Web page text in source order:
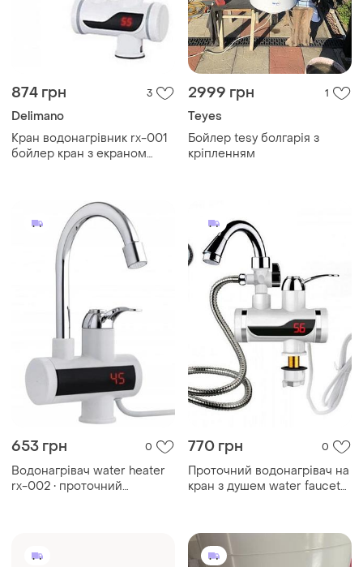
874 грн 3
Delimano
Кран водонагрівник rx-001
бойлер кран з екраном
2999 грн 1
Teyes
Бойлер tesy болгарія з
кріпленням
653 грн 0
Водонагрівач water heater
rx-002 • проточний
770 грн 0
Проточний водонагрівач на
кран з душем water faucet
бойлер миттєвого нагріву
води c lcd